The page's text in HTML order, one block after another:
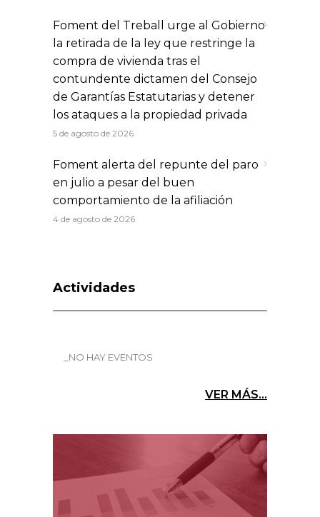
Foment del Treball urge al Gobierno
la retirada de la ley que restringe la
compra de vivienda tras el
contundente dictamen del Consejo
de Garantías Estatutarias y detener
los ataques a la propiedad privada
5 de agosto de 2026
Foment alerta del repunte del paro
en julio a pesar del buen
comportamiento de la afiliación
4 de agosto de 2026
Actividades
_NO HAY EVENTOS
VER MÁS...